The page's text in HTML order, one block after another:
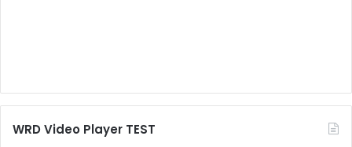
Un singolo ingresso dal tuo computer è più che sufficiente
WRD Video Player TEST